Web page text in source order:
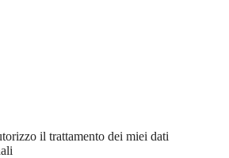
il trattamento dei miei dati